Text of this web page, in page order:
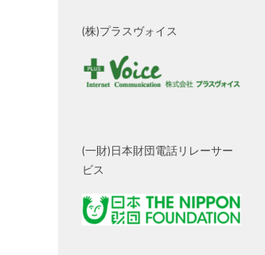
(株)プラスヴォイス
(一財)日本財団電話リレーサー
ビス